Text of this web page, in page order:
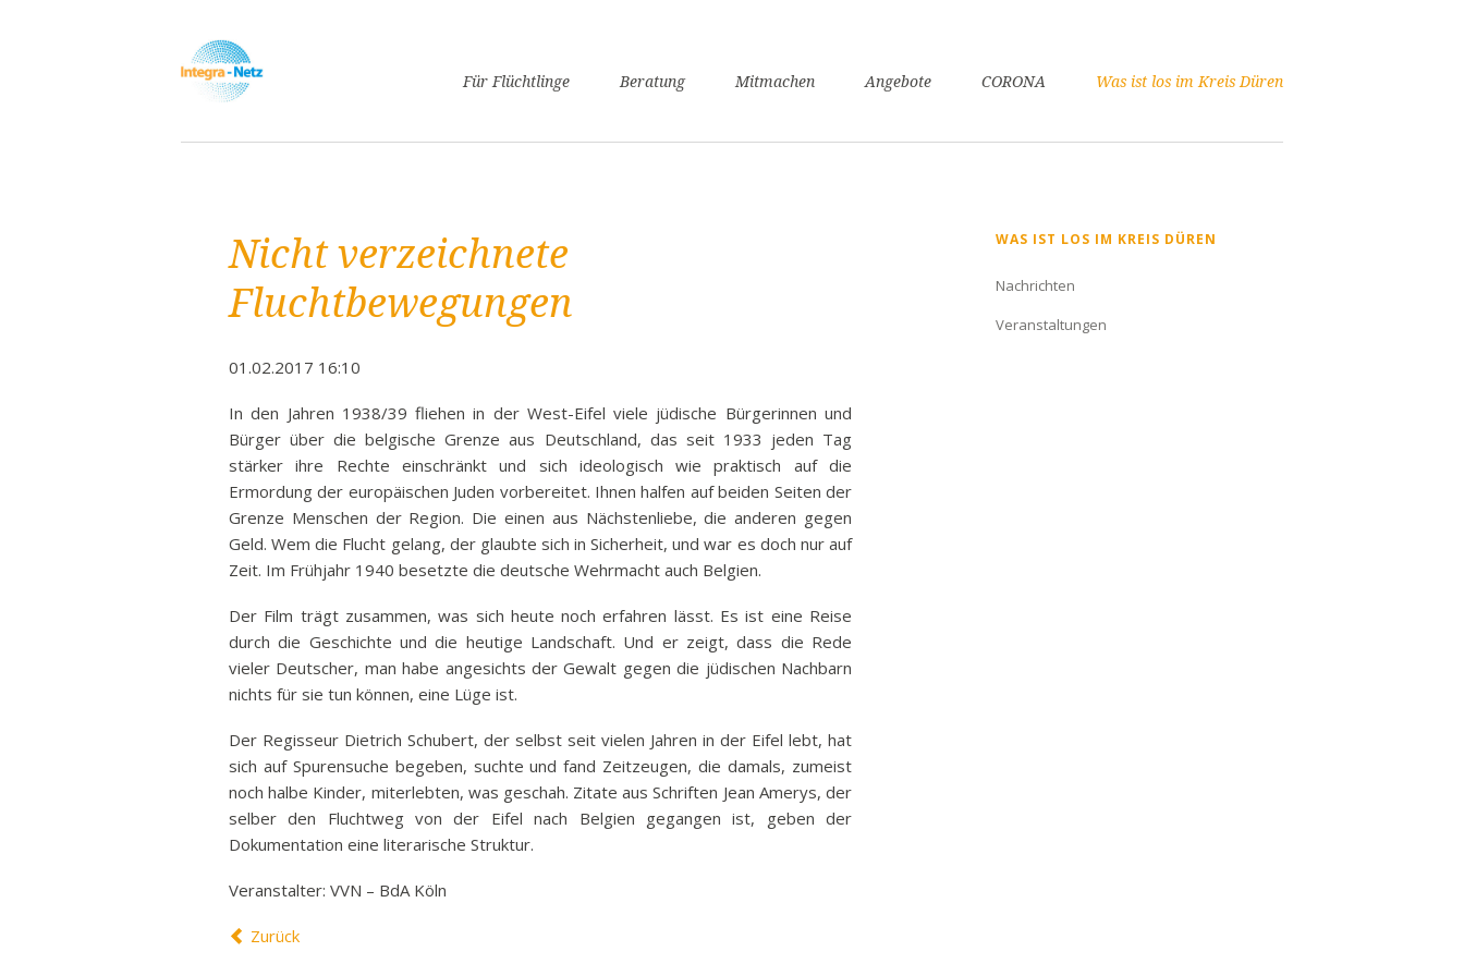
NavigationFür Flüchtlinge
Gesundheit
Sprachkurse
Familiennachzug
Passpflicht
Freiwillige Rückkehr
Bank
Rundfunkbeitrag
Schulden
Verträge
Strafen
Freizeit
Wichtige Adressen
Beratung Mitmachen Angebote CORONA Was ist los im Kreis Düren
Nicht verzeichnete
Fluchtbewegungen
01.02.2017 16:10
In den Jahren 1938/39 fliehen in der West-Eifel viele jüdische Bürgerinnen und
Bürger über die belgische Grenze aus Deutschland, das seit 1933 jeden Tag
stärker ihre Rechte einschränkt und sich ideologisch wie praktisch auf die
Ermordung der europäischen Juden vorbereitet. Ihnen halfen auf beiden Seiten der
Grenze Menschen der Region. Die einen aus Nächstenliebe, die anderen gegen
Geld. Wem die Flucht gelang, der glaubte sich in Sicherheit, und war es doch nur auf
Zeit. Im Frühjahr 1940 besetzte die deutsche Wehrmacht auch Belgien.
Der Film trägt zusammen, was sich heute noch erfahren lässt. Es ist eine Reise
durch die Geschichte und die heutige Landschaft. Und er zeigt, dass die Rede
vieler Deutscher, man habe angesichts der Gewalt gegen die jüdischen Nachbarn
nichts für sie tun können, eine Lüge ist.
Der Regisseur Dietrich Schubert, der selbst seit vielen Jahren in der Eifel lebt, hat
sich auf Spurensuche begeben, suchte und fand Zeitzeugen, die damals, zumeist
noch halbe Kinder, miterlebten, was geschah. Zitate aus Schriften Jean Amerys, der
selber den Fluchtweg von der Eifel nach Belgien gegangen ist, geben der
Dokumentation eine literarische Struktur.
Veranstalter: VVN – BdA Köln
Zurück
Navigation
WAS IST LOS IM KREIS DÜREN
Nachrichten
Veranstaltungen